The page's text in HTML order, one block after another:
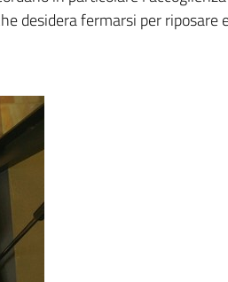
desidera fermarsi per riposare